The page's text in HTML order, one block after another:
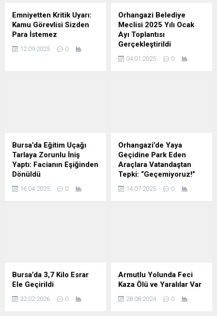
Emniyetten Kritik Uyarı:
Kamu Görevlisi Sizden
Para İstemez
12.09.2025 0
Orhangazi Belediye
Meclisi 2025 Yılı Ocak
Ayı Toplantısı
Gerçekleştirildi
04.01.2025 0
Bursa’da Eğitim Uçağı
Tarlaya Zorunlu İniş
Yaptı: Facianın Eşiğinden
Dönüldü
16.04.2025 0
Orhangazi’de Yaya
Geçidine Park Eden
Araçlara Vatandaştan
Tepki: “Geçemiyoruz!”
14.07.2025 0
Bursa’da 3,7 Kilo Esrar
Ele Geçirildi
22.02.2026 0
Armutlu Yolunda Feci
Kaza Ölü ve Yaralılar Var
28.08.2024 0